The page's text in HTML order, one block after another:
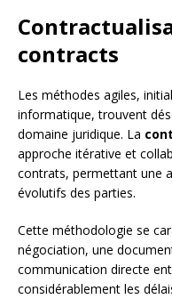
contracts
Les méthodes agiles,
informatique, trouvent
domaine juridique. La
approche itérative et
contrats, permettant une
évolutifs des parties.
Cette méthodologie se
négociation, une
communication directe
considérablement les